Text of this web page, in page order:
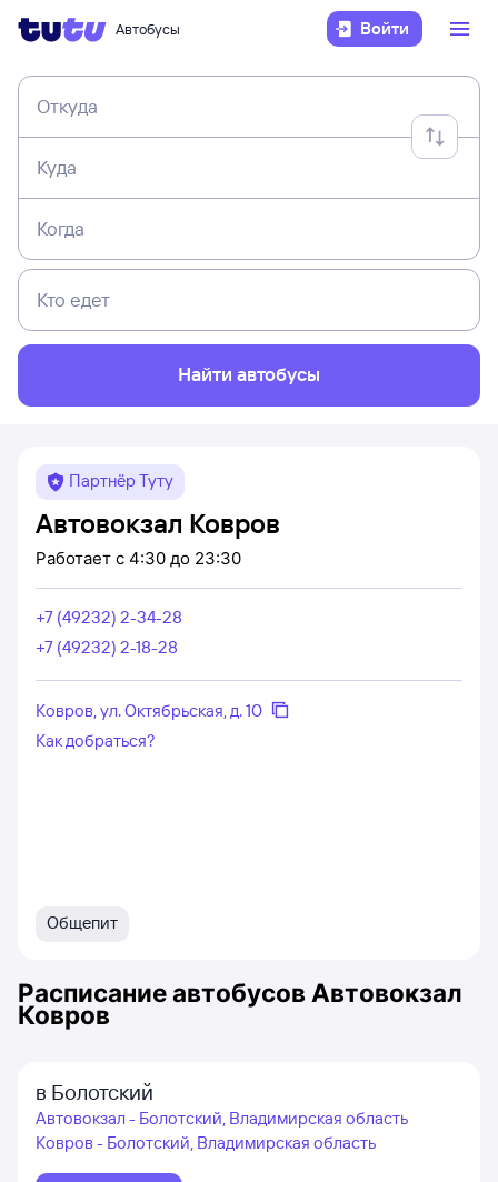
Автобусы Войти
Откуда
Куда
Когда
Кто едет
Найти автобусы
Партнёр Туту
Автовокзал Ковров
Работает с 4:30 до 23:30
+7 (49232) 2-34-28
+7 (49232) 2-18-28
Ковров, ул. Октябрьская, д. 10
Как добраться?
Общепит
Расписание автобусов Автовокзал
Ковров
в Болотский
Автовокзал - Болотский, Владимирская область
Ковров - Болотский, Владимирская область